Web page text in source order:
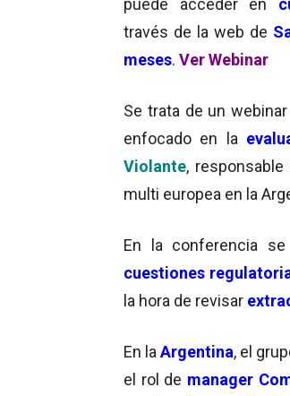
través de la web de
meses. Ver Webinar
Se trata de un
enfocado en la
Violante,
multi europea en la
En la conferencia se
cuestiones
la hora de revisar
En la Argentina, el
el rol de manager